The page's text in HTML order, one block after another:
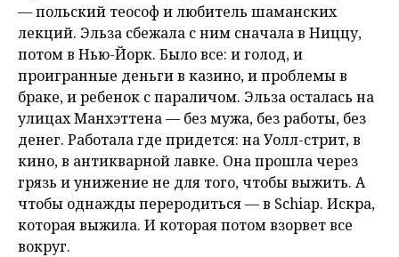
— польский теософ и любитель шаманских
лекций. Эльза сбежала с ним сначала в Ниццу,
потом в Нью-Йорк. Было все: и голод, и
проигранные деньги в казино, и проблемы в
браке, и ребенок с параличом. Эльза осталась на
улицах Манхэттена — без мужа, без работы, без
денег. Работала где придется: на Уолл-стрит, в
кино, в антикварной лавке. Она прошла через
грязь и унижение не для того, чтобы выжить. А
чтобы однажды переродиться — в Schiap. Искра,
которая выжила. И которая потом взорвет все
вокруг.